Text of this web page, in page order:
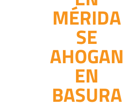
MÉRIDA
SE
AHOGAN
EN
BASURA